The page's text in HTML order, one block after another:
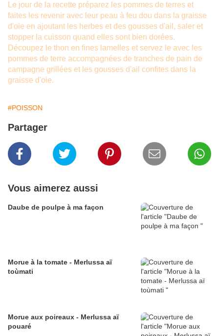
Le jour de la recette préparez les pommes de terres et
faites les revenir avec leur peau à feu dou dans la graisse
d'oie en ajoutant les herbes et des gousses d'ail, saler et
stopper la cuisson quand elles sont bien dorées.
Découpez le thon en fines lamelles et servez le avec les
pommes de terre accompagnées de tranches de pain de
campagne grillées et les gousses d'ail confites dans la
graisse d'oie.
#POISSON
Partager
Vous aimerez aussi
Daube de poulpe à ma façon
Morue à la tomate - Merlussa aï
toùmati
Morue aux poireaux - Merlussa aï
pouaré